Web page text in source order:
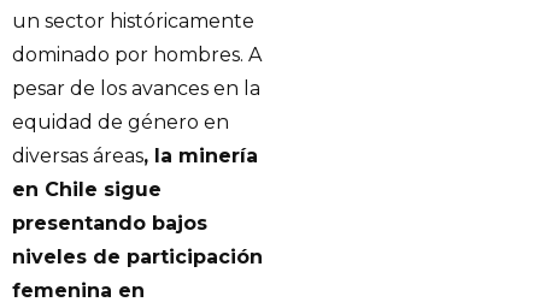
un sector históricamente
dominado por hombres. A
pesar de los avances en la
equidad de género en
diversas áreas, la minería
en Chile sigue
presentando bajos
niveles de participación
femenina en